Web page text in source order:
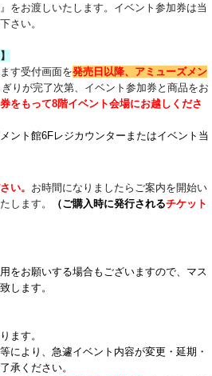
をお渡しいたします。イベント参加券は当
さい。
す受付画面を発売日以降、アミューズメン
りが完了次第、イベント参加券と商品をお
をもって8階イベント会場にお越しくださ
ント館6Fレジカウンターまたはイベント当
い。 お時間になりましたらご案内を開始い
します。
（ご購入時に発行されるチケット
をお願いする場合もございますので、 マス
します。
ます。
により、急遽イベント内容が変更・延期・
承ください。